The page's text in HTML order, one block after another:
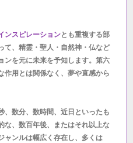
ンスピレーションとも重複する部
て、精霊・聖人・自然神・仏など
ンを元に未来を予知します。第六
作用とは関係なく、夢や直感から
、数分、数時間、近日といったも
な、数百年後、またはそれ以上な
ャンルは幅広く存在し、多くは